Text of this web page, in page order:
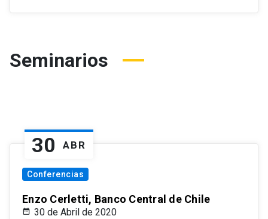
Seminarios
30 ABR
Conferencias
Enzo Cerletti, Banco Central de Chile
30 de Abril de 2020